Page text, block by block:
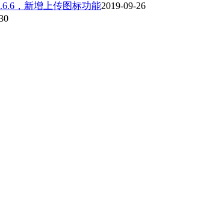
，新增上传图标功能2019-09-26